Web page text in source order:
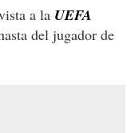
a la UEFA
del jugador de